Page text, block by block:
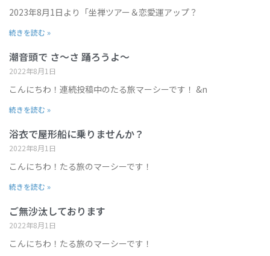
2023年8月1日より「坐禅ツアー＆恋愛運アップ？
続きを読む »
潮音頭で さ～さ 踊ろうよ～
2022年8月1日
こんにちわ！連続投稿中のたる旅マーシーです！ &n
続きを読む »
浴衣で屋形船に乗りませんか？
2022年8月1日
こんにちわ！たる旅のマーシーです！
続きを読む »
ご無沙汰しております
2022年8月1日
こんにちわ！たる旅のマーシーです！